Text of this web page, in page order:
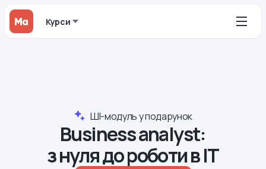
Курси
ШІ-модуль у подарунок
Business analyst:
з нуля до роботи в IT